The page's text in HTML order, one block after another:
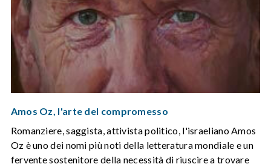
Amos Oz, l'arte del compromesso
Romanziere, saggista, attivista politico, l'israeliano Amos
Oz è uno dei nomi più noti della letteratura mondiale e un
fervente sostenitore della necessità di riuscire a trovare